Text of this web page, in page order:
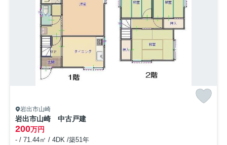
岩出市山崎
岩出市山崎 中古戸建
200万円
- / 71.44㎡ / 4DK /築51年